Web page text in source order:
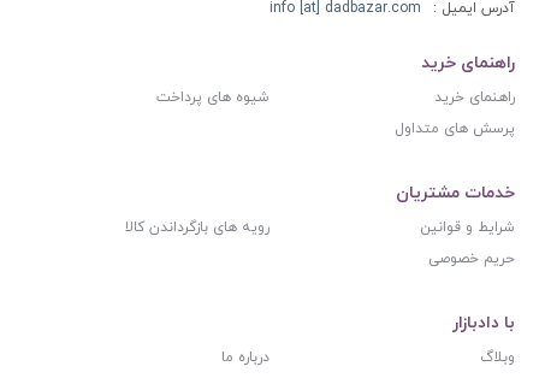
آدرس ایمیل : info [at] dadbazar.com
راهنمای خرید
راهنمای خرید
شیوه های پرداخت
پرسش های متداول
خدمات مشتریان
شرایط و قوانین
رویه های بازگرداندن کالا
حریم خصوصی
با دادبازار
وبلاگ
درباره ما